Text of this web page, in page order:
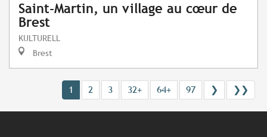
Saint-Martin, un village au cœur de
Brest
KULTURELL
Brest
1 2 3 32+ 64+ 97 ❯ ❯❯